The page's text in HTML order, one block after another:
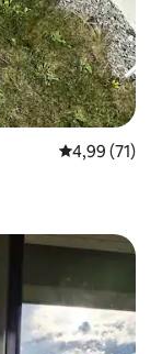
Prosječna
4,99 (71)